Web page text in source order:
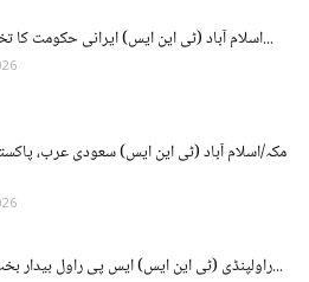
اسلام آباد (ٹی این ایس) ایرانی حکومت کا تختہ الٹنے میں...
مکہ/اسلام آباد (ٹی این ایس) سعودی عرب،
راولپنڈی (ٹی این ایس) ایس پی راول بیدار بخت گوندل کی...